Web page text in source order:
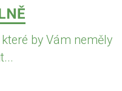
by Vám neměly